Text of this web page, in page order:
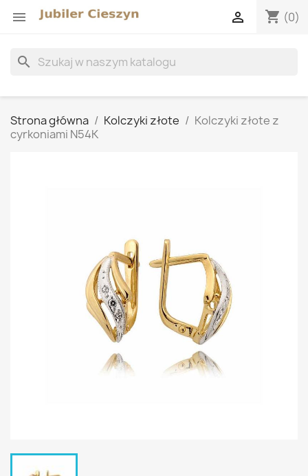
 shopping_cart (0)

search
Strona główna Kolczyki złote
Kolczyki złote z
cyrkoniami N54K